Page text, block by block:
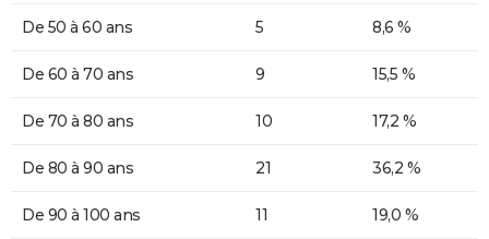
De 50 à 60 ans 5 8,6 %
De 60 à 70 ans 9 15,5 %
De 70 à 80 ans 10 17,2 %
De 80 à 90 ans 21 36,2 %
De 90 à 100 ans 11 19,0 %